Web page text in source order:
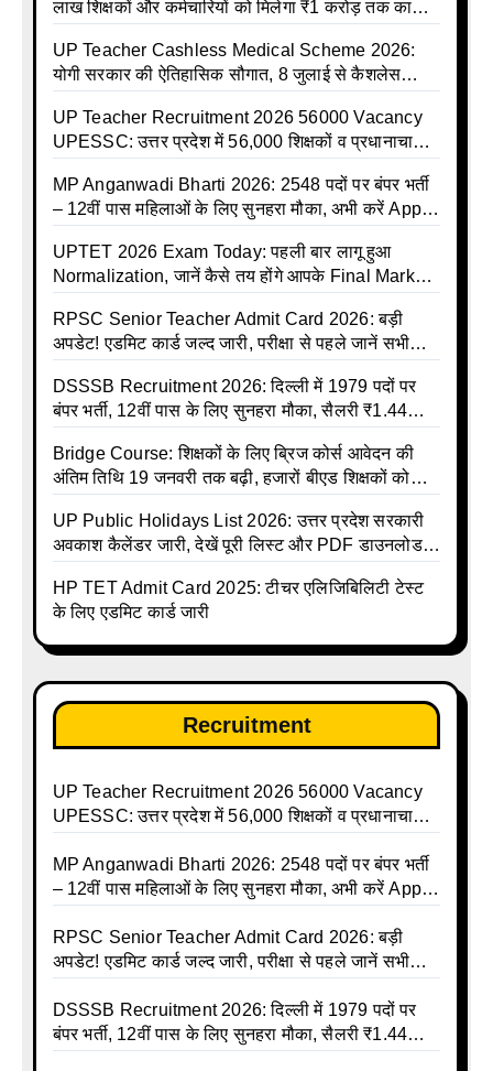
लाख शिक्षकों और कर्मचारियों को मिलेगा ₹1 करोड़ तक का
UP Teacher Cashless Medical Scheme 2026:
योगी सरकार की ऐतिहासिक सौगात, 8 जुलाई से कैशलेस
UP Teacher Recruitment 2026 56000 Vacancy
UPESSC: उत्तर प्रदेश में 56,000 शिक्षकों व प्रधानाचार्यों
MP Anganwadi Bharti 2026: 2548 पदों पर बंपर भर्ती
– 12वीं पास महिलाओं के लिए सुनहरा मौका, अभी करें Apply
UPTET 2026 Exam Today: पहली बार लागू हुआ
Normalization, जानें कैसे तय होंगे आपके Final Marks
RPSC Senior Teacher Admit Card 2026: बड़ी
अपडेट! एडमिट कार्ड जल्द जारी, परीक्षा से पहले जानें सभी
DSSSB Recruitment 2026: दिल्ली में 1979 पदों पर
बंपर भर्ती, 12वीं पास के लिए सुनहरा मौका, सैलरी ₹1.44
Bridge Course: शिक्षकों के लिए ब्रिज कोर्स आवेदन की
अंतिम तिथि 19 जनवरी तक बढ़ी, हजारों बीएड शिक्षकों को
UP Public Holidays List 2026: उत्तर प्रदेश सरकारी
अवकाश कैलेंडर जारी, देखें पूरी लिस्ट और PDF डाउनलोड
talika | Sarkari Avkash Talika | Up Holidays List |
Holidays Calendar
HP TET Admit Card 2025: टीचर एलिजिबिलिटी टेस्ट
के लिए एडमिट कार्ड जारी
Recruitment
UP Teacher Recruitment 2026 56000 Vacancy
UPESSC: उत्तर प्रदेश में 56,000 शिक्षकों व प्रधानाचार्यों
MP Anganwadi Bharti 2026: 2548 पदों पर बंपर भर्ती
– 12वीं पास महिलाओं के लिए सुनहरा मौका, अभी करें Apply
RPSC Senior Teacher Admit Card 2026: बड़ी
अपडेट! एडमिट कार्ड जल्द जारी, परीक्षा से पहले जानें सभी
DSSSB Recruitment 2026: दिल्ली में 1979 पदों पर
बंपर भर्ती, 12वीं पास के लिए सुनहरा मौका, सैलरी ₹1.44